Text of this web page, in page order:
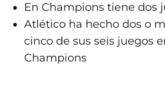
En Champions tiene dos
Atlético ha hecho dos o
cinco de sus seis juegos
Champions